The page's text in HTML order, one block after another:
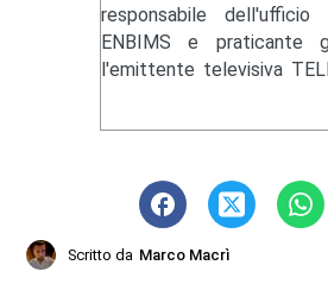
responsabile
ENBIMS e praticante
l'emittente televisiva
Scritto da Marco Macrì